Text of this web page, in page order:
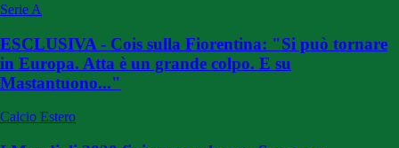
Serie A
ESCLUSIVA - Cois sulla Fiorentina: "Si può tornare
in Europa. Atta è un grande colpo. E su
Mastantuono..."
Calcio Estero